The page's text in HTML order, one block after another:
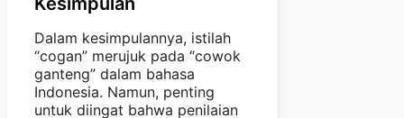
Dalam kesimpulannya, istilah
“cogan” merujuk pada “cowok
ganteng” dalam bahasa
Indonesia. Namun, penting
untuk diingat bahwa penilaian